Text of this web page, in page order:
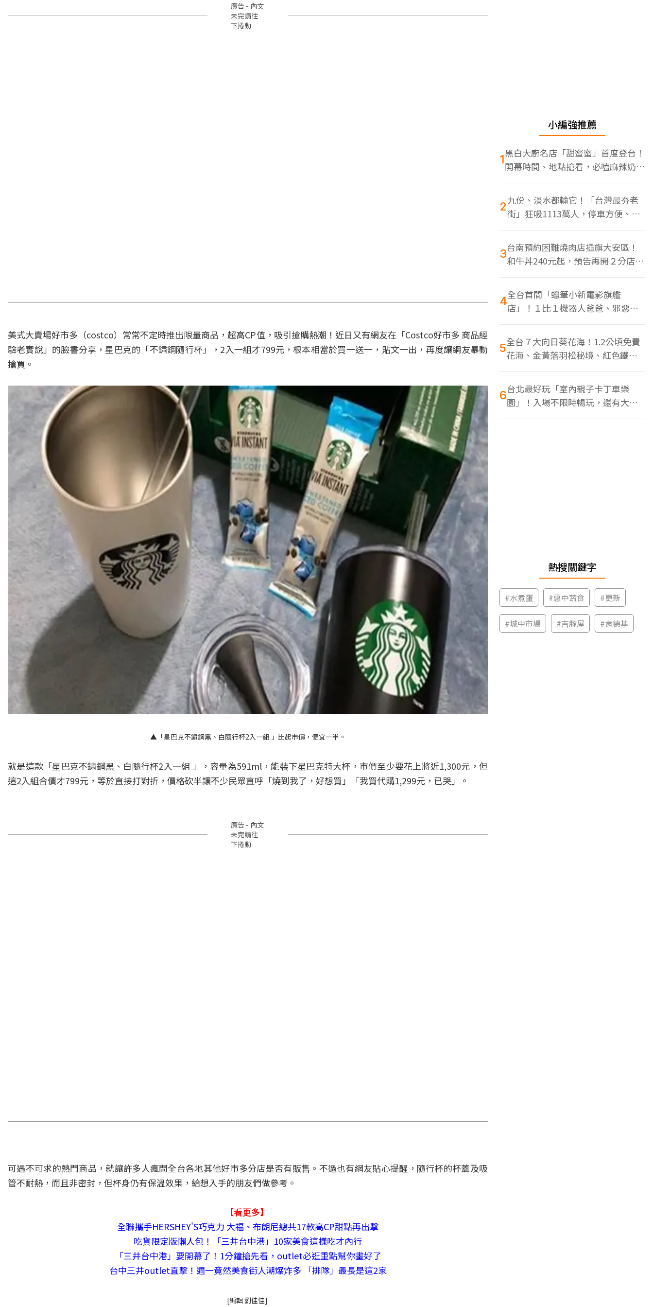
廣告 - 內文
未完請往
下捲動
美式大賣場好市多（costco）常常不定時推出限量商品，超高CP值，吸引搶購熱潮！近日又有網友在「Costco好市多 商品經
驗老實說」的臉書分享，星巴克的「不鏽鋼隨行杯」，2入一組才799元，根本相當於買一送一，貼文一出，再度讓網友暴動
搶買。
▲「星巴克不鏽鋼黑、白隨行杯2入一組 」比起市價，便宜一半。
就是這款「星巴克不鏽鋼黑、白隨行杯2入一組 」，容量為591ml，能裝下星巴克特大杯，市價至少要花上將近1,300元，但
這2入組合價才799元，等於直接打對折，價格砍半讓不少民眾直呼「燒到我了，好想買」「我買代購1,299元，已哭」。
廣告 - 內文
未完請往
下捲動
可遇不可求的熱門商品，就讓許多人瘋問全台各地其他好市多分店是否有販售。不過也有網友貼心提醒，隨行杯的杯蓋及吸
管不耐熱，而且非密封，但杯身仍有保溫效果，給想入手的朋友們做參考。
【看更多】
全聯攜手HERSHEY'S巧克力 大福、布朗尼總共17款高CP甜點再出擊
吃貨限定版懶人包！「三井台中港」10家美食這樣吃才內行
「三井台中港」要開幕了！1分鐘搶先看，outlet必逛重點幫你畫好了
台中三井outlet直擊！週一竟然美食街人潮爆炸多 「排隊」最長是這2家
[編輯 劉佳佳]
小編強推薦
1黑白大廚名店「甜蜜蜜」首度登台！
開幕時間、地點搶看，必嗑麻辣奶油
蝦
2九份、淡水都輸它！「台灣最夯老
街」狂吸1113萬人，停車方便、特
色美食多
3台南預約困難燒肉店插旗大安區！
和牛丼240元起，預告再開２分店、
地點曝光
4全台首間「蠟筆小新電影旗艦
店」！１比１機器人爸爸、邪惡正
男，百款周邊買翻
5全台７大向日葵花海！1.2公頃免費
花海、金黃落羽松秘境、紅色鐵橋
同框
6台北最好玩「室內親子卡丁車樂
園」！入場不限時暢玩，還有大螢
幕Switch遊戲區
熱搜關鍵字
#水煮蛋 #惠中蔬食 #更新
#城中市場 #吉豚屋 #肯德基